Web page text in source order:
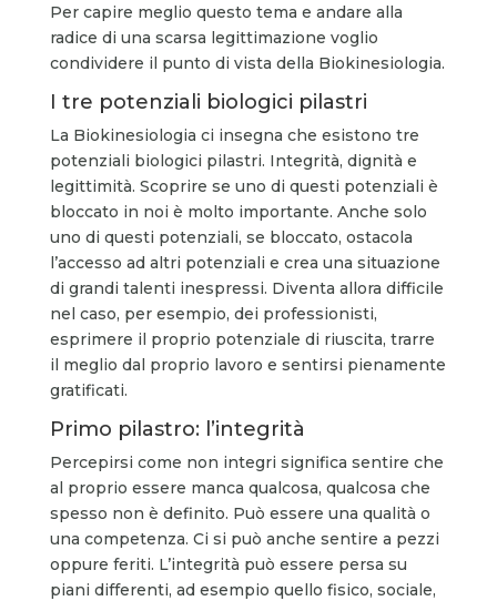
Per capire meglio questo tema e andare alla
radice di una scarsa legittimazione voglio
condividere il punto di vista della Biokinesiologia.
I tre potenziali biologici pilastri
La Biokinesiologia ci insegna che esistono tre
potenziali biologici pilastri. Integrità, dignità e
legittimità. Scoprire se uno di questi potenziali è
bloccato in noi è molto importante. Anche solo
uno di questi potenziali, se bloccato, ostacola
l’accesso ad altri potenziali e crea una situazione
di grandi talenti inespressi. Diventa allora difficile
nel caso, per esempio, dei professionisti,
esprimere il proprio potenziale di riuscita, trarre
il meglio dal proprio lavoro e sentirsi pienamente
gratificati.
Primo pilastro: l’integrità
Percepirsi come non integri significa sentire che
al proprio essere manca qualcosa, qualcosa che
spesso non è definito. Può essere una qualità o
una competenza. Ci si può anche sentire a pezzi
oppure feriti. L’integrità può essere persa su
piani differenti, ad esempio quello fisico, sociale,